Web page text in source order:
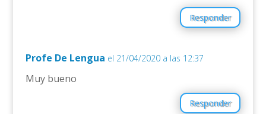
Responder
Profe De Lengua el 21/04/2020 a las 12:37
Muy bueno
Responder